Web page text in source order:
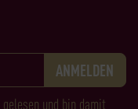
gelesen und bin damit